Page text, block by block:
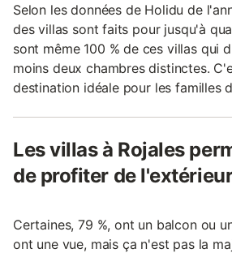
Selon les données de Holidu de
des villas sont faits pour jusqu'à
sont même 100 % de ces villas qui
moins deux chambres distinctes.
destination idéale pour les familles
Les villas à Rojales
de profiter de
Certaines, 79 %, ont un balcon ou
ont une vue, mais ça n'est pas la